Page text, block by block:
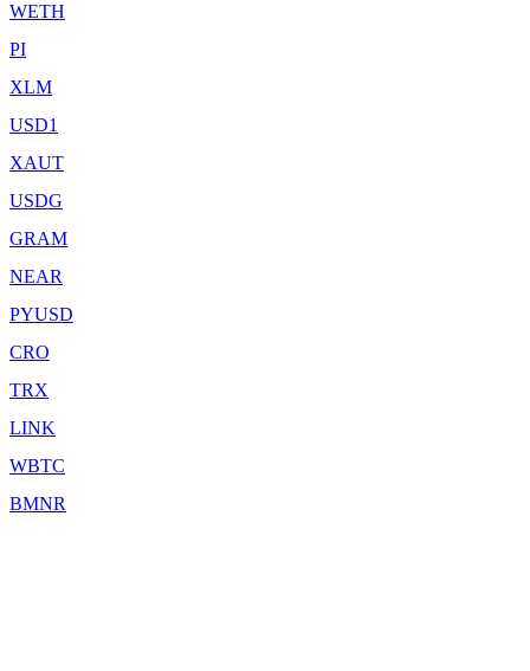
WETH
PI
XLM
USD1
XAUT
USDG
GRAM
NEAR
PYUSD
CRO
TRX
LINK
WBTC
BMNR